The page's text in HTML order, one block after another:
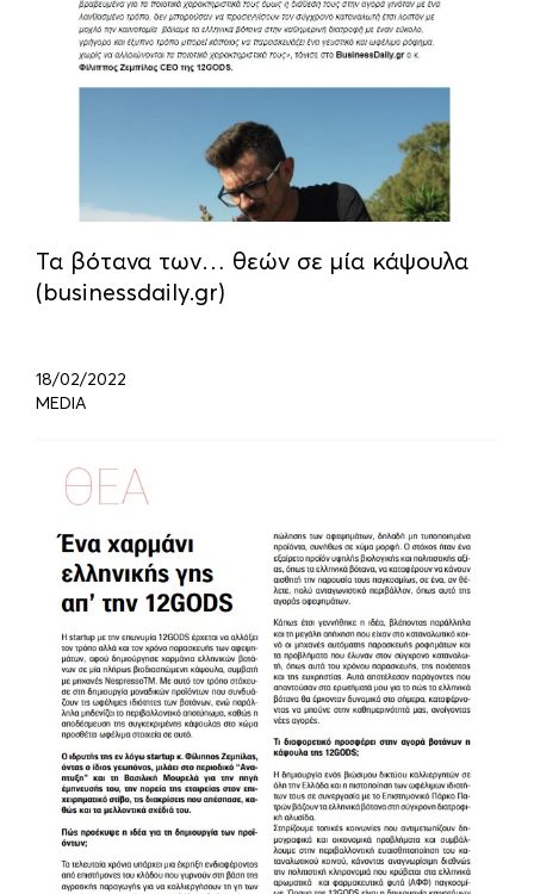
Τα βότανα των… θεών σε μία κάψουλα
(businessdaily.gr)
18/02/2022
MEDIA